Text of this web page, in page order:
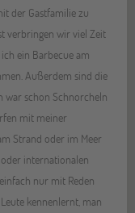
der Gastfamilie zu
verbringen wir viel Zeit
ein Barbecue am
Außerdem sind die
war schon Schnorcheln
mit meiner
Strand oder im Meer
internationalen
nur mit Reden
kennenlernt, man